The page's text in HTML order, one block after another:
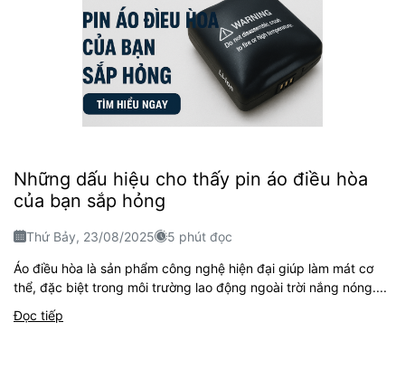
Những dấu hiệu cho thấy pin áo điều hòa
của bạn sắp hỏng
Thứ Bảy, 23/08/2025 5 phút đọc
Áo điều hòa là sản phẩm công nghệ hiện đại giúp làm mát cơ
thể, đặc biệt trong môi trường lao động ngoài trời nắng nóng....
Đọc tiếp